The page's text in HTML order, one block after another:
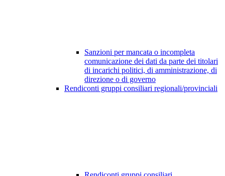
Sanzioni per mancata o incompleta
comunicazione dei dati da parte dei titolari
di incarichi politici, di amministrazione, di
direzione o di governo
Rendiconti gruppi consiliari regionali/provinciali